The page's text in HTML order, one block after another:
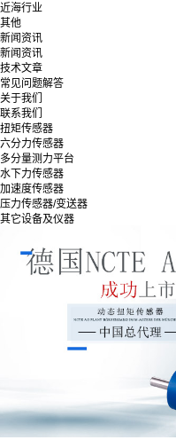
近海行业
其他
新闻资讯
新闻资讯
技术文章
常见问题解答
关于我们
联系我们
扭矩传感器
六分力传感器
多分量测力平台
水下力传感器
加速度传感器
压力传感器/变送器
其它设备及仪器